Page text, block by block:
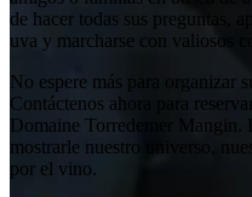
de hacer todas sus preguntas,
uva y marcharse con valiosos
No espere más para organizar su
Contáctenos ahora para
Domaine Torredemer Mangin.
mostrarle nuestro universo,
por el vino.